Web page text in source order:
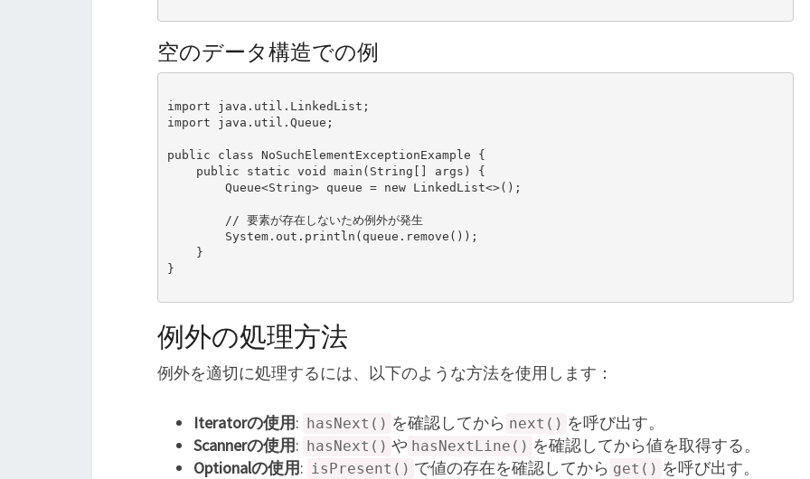
空のデータ構造での例
import java.util.LinkedList;
import java.util.Queue;
public class NoSuchElementExceptionExample {
}
例外の処理方法
例外を適切に処理するには、以下のような方法を使用します：
Iteratorの使用: hasNext() を確認してから next() を呼び出す。
Scannerの使用: hasNext() や hasNextLine() を確認してから値を取得する。
Optionalの使用: isPresent() で値の存在を確認してから get() を呼び出す。